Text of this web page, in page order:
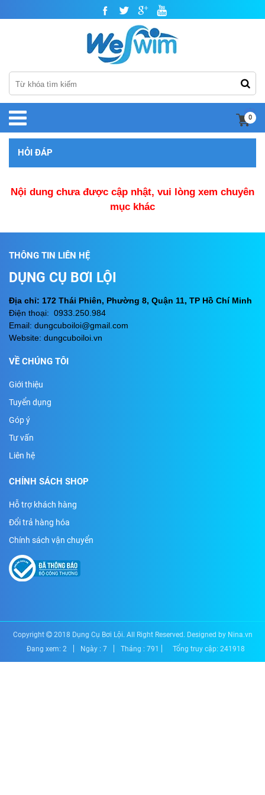
0
HỎI ĐÁP
Nội dung chưa được cập nhật, vui lòng xem chuyên
mục khác
THÔNG TIN LIÊN HỆ
DỤNG CỤ BƠI LỘI
Địa chỉ: 172 Thái Phiên, Phường 8, Quận 11, TP Hồ Chí Minh
Điện thoại: 0933.250.984
Email: dungcuboiloi@gmail.com
Website: dungcuboiloi.vn
VỀ CHÚNG TÔI
Giới thiệu
Tuyển dụng
Góp ý
Tư vấn
Liên hệ
CHÍNH SÁCH SHOP
Hỗ trợ khách hàng
Đổi trả hàng hóa
Chính sách vận chuyển
Copyright 2018 Dụng Cụ Bơi Lội. All Right Reserved. Designed by Nina.vn
Đang xem: 2 Ngày : 7 Tháng : 791 Tổng truy cập: 241918